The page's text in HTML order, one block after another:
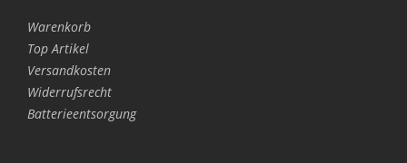
Warenkorb
Top Artikel
Versandkosten
Widerrufsrecht
Batterieentsorgung